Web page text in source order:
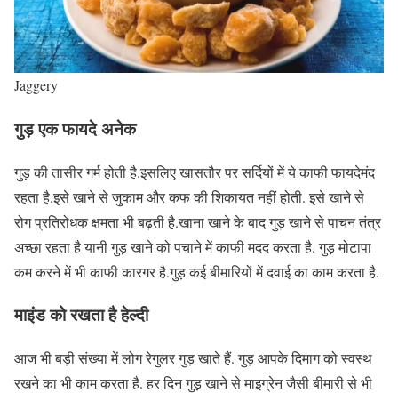
Jaggery
गुड़ एक फायदे अनेक
गुड़ की तासीर गर्म होती है.इसलिए खासतौर पर सर्दियों में ये काफी फायदेमंद
रहता है.इसे खाने से जुकाम और कफ की शिकायत नहीं होती. इसे खाने से
रोग प्रतिरोधक क्षमता भी बढ़ती है.खाना खाने के बाद गुड़ खाने से पाचन तंत्र
अच्छा रहता है यानी गुड़ खाने को पचाने में काफी मदद करता है. गुड़ मोटापा
कम करने में भी काफी कारगर है.गुड़ कई बीमारियों में दवाई का काम करता है.
माइंड को रखता है हेल्दी
आज भी बड़ी संख्या में लोग रेगुलर गुड़ खाते हैं. गुड़ आपके दिमाग को स्वस्थ
रखने का भी काम करता है. हर दिन गुड़ खाने से माइग्रेन जैसी बीमारी से भी